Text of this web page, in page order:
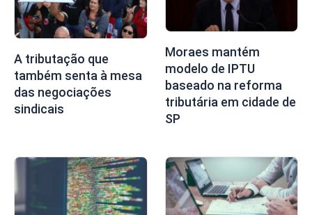
A tributação que
também senta à mesa
das negociações
sindicais
Moraes mantém
modelo de IPTU
baseado na reforma
tributária em cidade de
SP